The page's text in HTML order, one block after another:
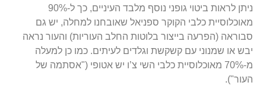
ניתן לראות ביטוי גופני נוסף מלבד העיניים, כך ל-90%
מאוכלוסיית כלבי הקוקר ספניאל שאובחנו למחלה, יש גם
סבוראה (הפרעה בייצור בלוטות החלב העוריות) והעור נראה
יבש או שמנוני עם קשקשת וגלדים לעיתים. כמו כן למעלה
מ-70% מאוכלוסיית כלבי השי צ’ו יש אטופי ("אסתמה של
העור").